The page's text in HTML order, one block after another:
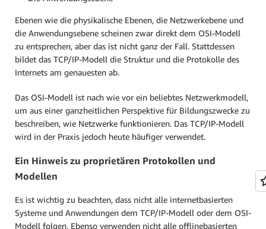
Ebenen wie die physikalische Ebenen, die Netzwerkebene und
die Anwendungsebene scheinen zwar direkt dem OSI-Modell
zu entsprechen, aber das ist nicht ganz der Fall. Stattdessen
bildet das TCP/IP-Modell die Struktur und die Protokolle des
Internets am genauesten ab.
Das OSI-Modell ist nach wie vor ein beliebtes Netzwerkmodell,
um aus einer ganzheitlichen Perspektive für Bildungszwecke zu
beschreiben, wie Netzwerke funktionieren. Das TCP/IP-Modell
wird in der Praxis jedoch heute häufiger verwendet.
Ein Hinweis zu proprietären Protokollen und
Modellen
Es ist wichtig zu beachten, dass nicht alle internetbasierten
Systeme und Anwendungen dem TCP/IP-Modell oder dem OSI-
Modell folgen. Ebenso verwenden nicht alle offlinebasierten